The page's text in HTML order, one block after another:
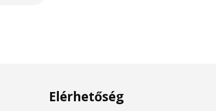
Elérhetőség